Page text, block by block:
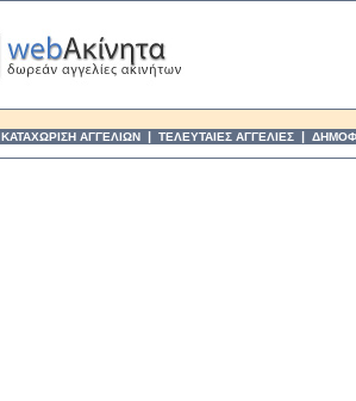
ΚΑΤΑΧΩΡΙΣΗ ΑΓΓΕΛΙΩΝ | ΤΕΛΕΥΤΑΙΕΣ ΑΓΓΕΛΙΕΣ |